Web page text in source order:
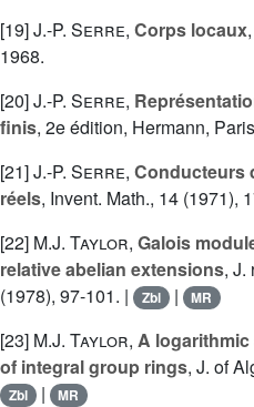
[19]J.-P. Serre, Corps locaux
1968.
[20]J.-P. Serre,
finis, 2e édition, Hermann,
[21]J.-P. Serre, Conducteurs
réels, Invent. Math., 14 (1971),
[22] M.J. Taylor, Galois
relative abelian extensions, J.
(1978), 97-101. |
Zbl | MR
[23] M.J. Taylor, A
of integral group rings, J. of
Zbl | MR